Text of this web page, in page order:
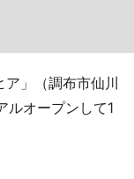
」（調布市仙川
ルオープンして1